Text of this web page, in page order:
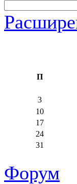
П
3
10
17
24
31
Форум